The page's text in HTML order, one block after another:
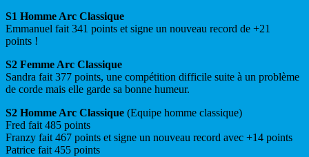
S1 Homme Arc Classique
Emmanuel fait 341 points et signe un nouveau record de +21
points !
S2 Femme Arc Classique
Sandra fait 377 points, une compétition difficile suite à un problème
de corde mais elle garde sa bonne humeur.
S2 Homme Arc Classique (Equipe homme classique)
Fred fait 485 points
Franzy fait 467 points et signe un nouveau record avec +14 points
Patrice fait 455 points